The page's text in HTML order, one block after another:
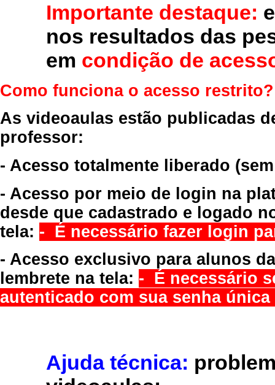
Importante destaque:
nos resultados das
em condição de
Como funciona o acesso restrito?
As videoaulas estão publicadas
professor:
- Acesso totalmente liberado
- Acesso por meio de login na
desde que cadastrado e logado
tela: - É necessário fazer login
- Acesso exclusivo para alunos
lembrete na tela: - É necessário
autenticado com sua senha
Ajuda técnica: